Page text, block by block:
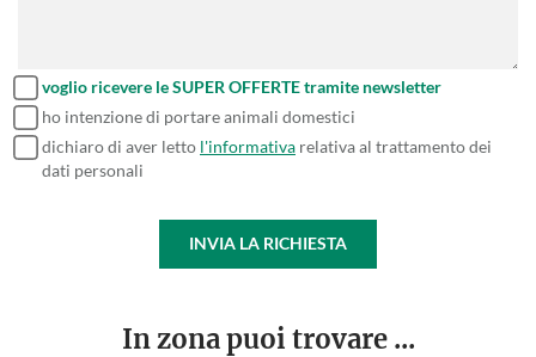
voglio ricevere le SUPER OFFERTE tramite newsletter
ho intenzione di portare animali domestici
dichiaro di aver letto l'informativa relativa al trattamento dei
dati personali
INVIA LA RICHIESTA
In zona puoi trovare ...